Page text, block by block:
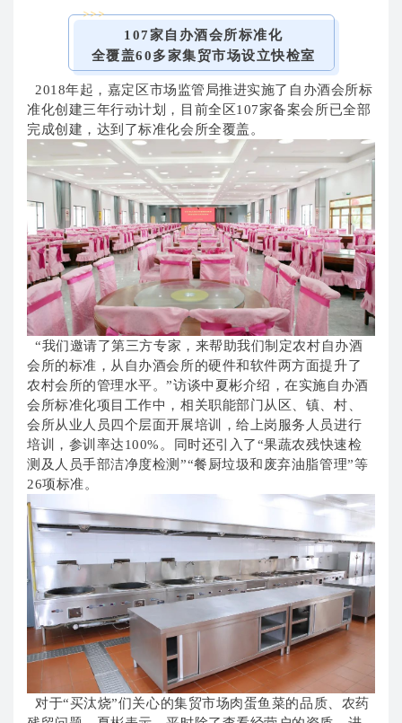
>>>
107家自办酒会所标准化
全覆盖60多家集贸市场设立快检室
2018年起，嘉定区市场监管局推进实施了自办酒会所标
准化创建三年行动计划，目前全区107家备案会所已全部
完成创建，达到了标准化会所全覆盖。
“我们邀请了第三方专家，来帮助我们制定农村自办酒
会所的标准，从自办酒会所的硬件和软件两方面提升了
农村会所的管理水平。”访谈中夏彬介绍，在实施自办酒
会所标准化项目工作中，相关职能部门从区、镇、村、
会所从业人员四个层面开展培训，给上岗服务人员进行
培训，参训率达100%。同时还引入了“果蔬农残快速检
测及人员手部洁净度检测”“餐厨垃圾和废弃油脂管理”等
26项标准。
对于“买汰烧”们关心的集贸市场肉蛋鱼菜的品质、农药